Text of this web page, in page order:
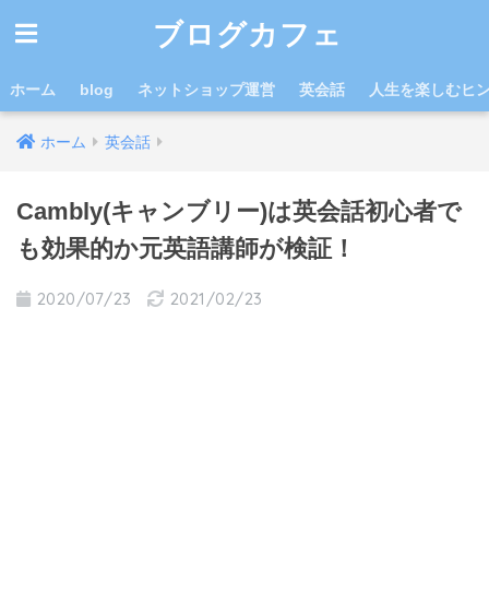
ブログカフェ
ホーム blog ネットショップ運営 英会話 人生を楽しむヒ
ホーム 英会話
Cambly(キャンブリー)は英会話初心者で
も効果的か元英語講師が検証！
2020/07/23 2021/02/23